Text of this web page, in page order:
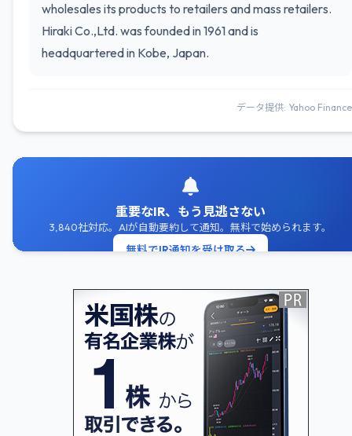
wholesales its products to retailers and mass retailers.
Hiraki Co.,Ltd. was founded in 1961 and is
headquartered in Kobe, Japan.
データ提供: Yahoo Finance
重要なIR、もう見逃さない
3,840社対応。AIが自動要約して通知。無料で始められます。
無料でIR通知を受け取る